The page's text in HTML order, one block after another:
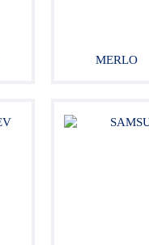
MERLO